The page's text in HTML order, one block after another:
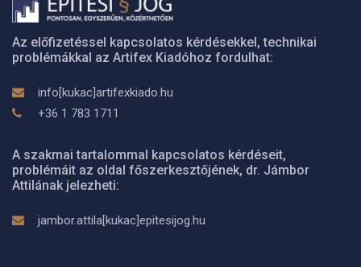
Az előfizetéssel kapcsolatos kérdésekkel, technikai
problémákkal az Artifex Kiadóhoz fordulhat:
info[kukac]artifexkiado.hu
+36 1 783 1711
A szakmai tartalommal kapcsolatos kérdéseit,
problémáit az oldal főszerkesztőjének, dr. Jámbor
Attilának jelezheti:
jambor.attila[kukac]epitesijog.hu